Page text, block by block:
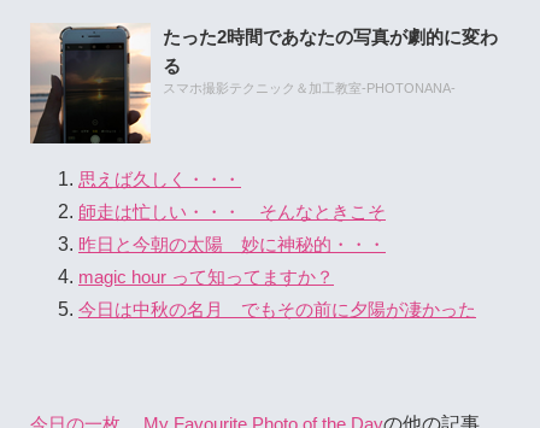
たった2時間であなたの写真が劇的に変わ
る
スマホ撮影テクニック＆加工教室-PHOTONANA-
思えば久しく・・・
師走は忙しい・・・ そんなときこそ
昨日と今朝の太陽 妙に神秘的・・・
magic hour って知ってますか？
今日は中秋の名月 でもその前に夕陽が凄かった
今日の一枚 My Favourite Photo of the Dayの他の記事